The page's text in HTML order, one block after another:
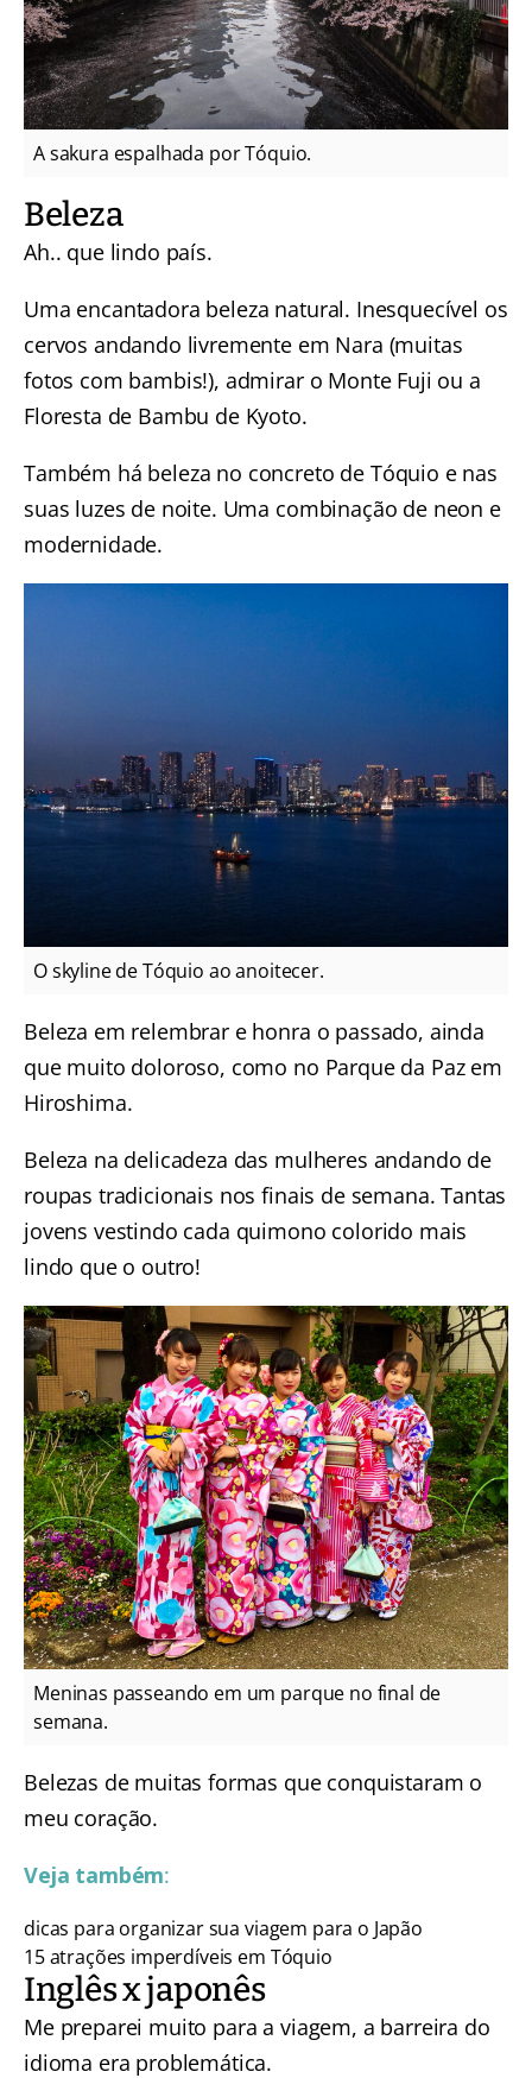
A sakura espalhada por Tóquio.
Beleza
Ah.. que lindo país.
Uma encantadora beleza natural. Inesquecível os
cervos andando livremente em Nara (muitas
fotos com bambis!), admirar o Monte Fuji ou a
Floresta de Bambu de Kyoto.
Também há beleza no concreto de Tóquio e nas
suas luzes de noite. Uma combinação de neon e
modernidade.
O skyline de Tóquio ao anoitecer.
Beleza em relembrar e honra o passado, ainda
que muito doloroso, como no Parque da Paz em
Hiroshima.
Beleza na delicadeza das mulheres andando de
roupas tradicionais nos finais de semana. Tantas
jovens vestindo cada quimono colorido mais
lindo que o outro!
Meninas passeando em um parque no final de
semana.
Belezas de muitas formas que conquistaram o
meu coração.
Veja também:
dicas para organizar sua viagem para o Japão
15 atrações imperdíveis em Tóquio
Inglês x japonês
Me preparei muito para a viagem, a barreira do
idioma era problemática.